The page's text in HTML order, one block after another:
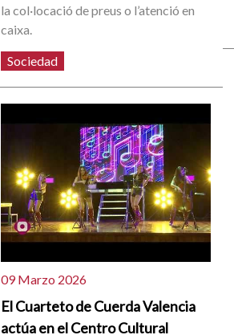
la col·locació de preus o l’atenció en
caixa.
Sociedad
09 Marzo 2026
El Cuarteto de Cuerda Valencia
actúa en el Centro Cultural